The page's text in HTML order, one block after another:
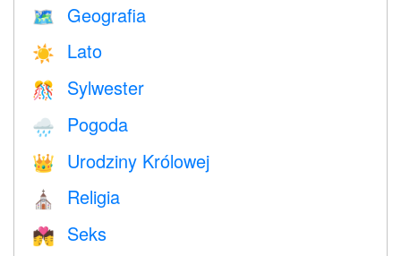
🗺 Geografia
☀️ Lato
🎊 Sylwester
🌧 Pogoda
👑 Urodziny Królowej
⛪️ Religia
💏 Seks